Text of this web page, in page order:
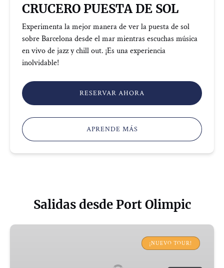
CRUCERO PUESTA DE SOL
Experimenta la mejor manera de ver la puesta de sol
sobre Barcelona desde el mar mientras escuchas música
en vivo de jazz y chill out. ¡Es una experiencia
inolvidable!
RESERVAR AHORA
APRENDE MÁS
Salidas desde Port Olimpic
TARDEO
¡NUEVO TOUR!